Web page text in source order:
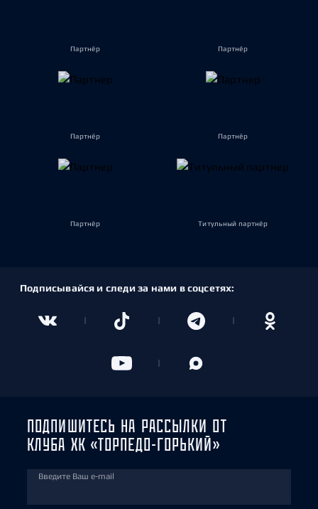
Партнёр Партнёр
Партнёр Партнёр
Партнёр Титульный партнёр
Подписывайся и следи за нами в соцсетях:
ПОДПИШИТЕСЬ НА РАССЫЛКИ ОТ
КЛУБА ХК «ТОРПЕДО-ГОРЬКИЙ»
Введите Ваш e-mail